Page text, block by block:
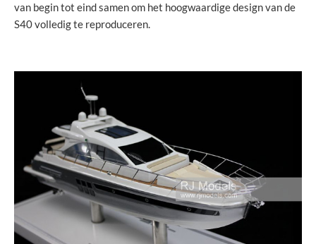
van begin tot eind samen om het hoogwaardige design van de
S40 volledig te reproduceren.